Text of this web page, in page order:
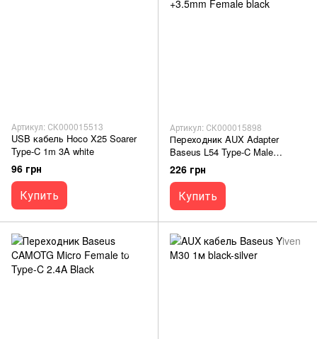
Артикул: СК000015513
USB кабель Hoco X25 Soarer
Type-C 1m 3A white
96 грн
Купить
Артикул: СК000015898
Переходник AUX Adapter
Baseus L54 Type-C Male
+3.5mm Female black
226 грн
Купить